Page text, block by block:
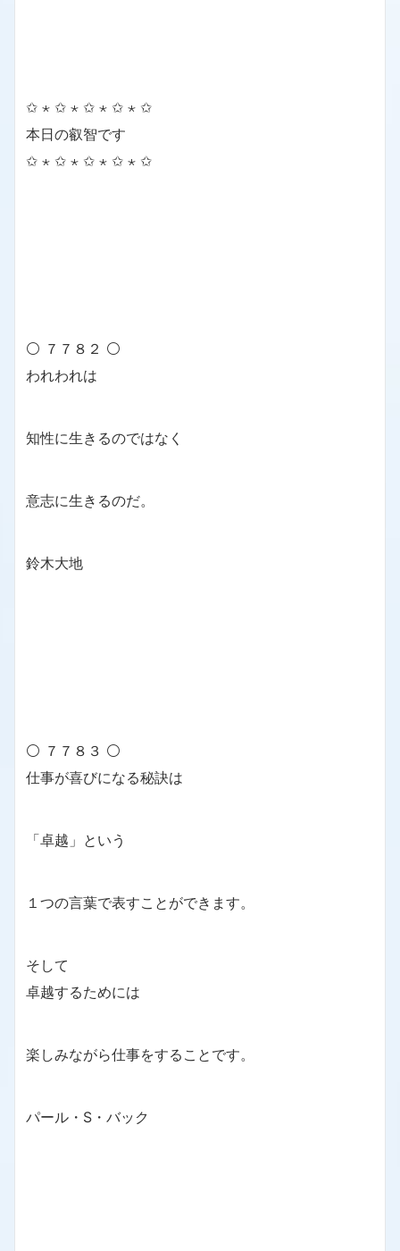
✩ ⋆ ✩ ⋆ ✩ ⋆ ✩ ⋆ ✩
本日の叡智です
✩ ⋆ ✩ ⋆ ✩ ⋆ ✩ ⋆ ✩
⚪ ７７８２ ⚪
われわれは
知性に生きるのではなく
意志に生きるのだ。
鈴木大地
⚪ ７７８３ ⚪
仕事が喜びになる秘訣は
「卓越」という
１つの言葉で表すことができます。
そして
卓越するためには
楽しみながら仕事をすることです。
パール・S・バック